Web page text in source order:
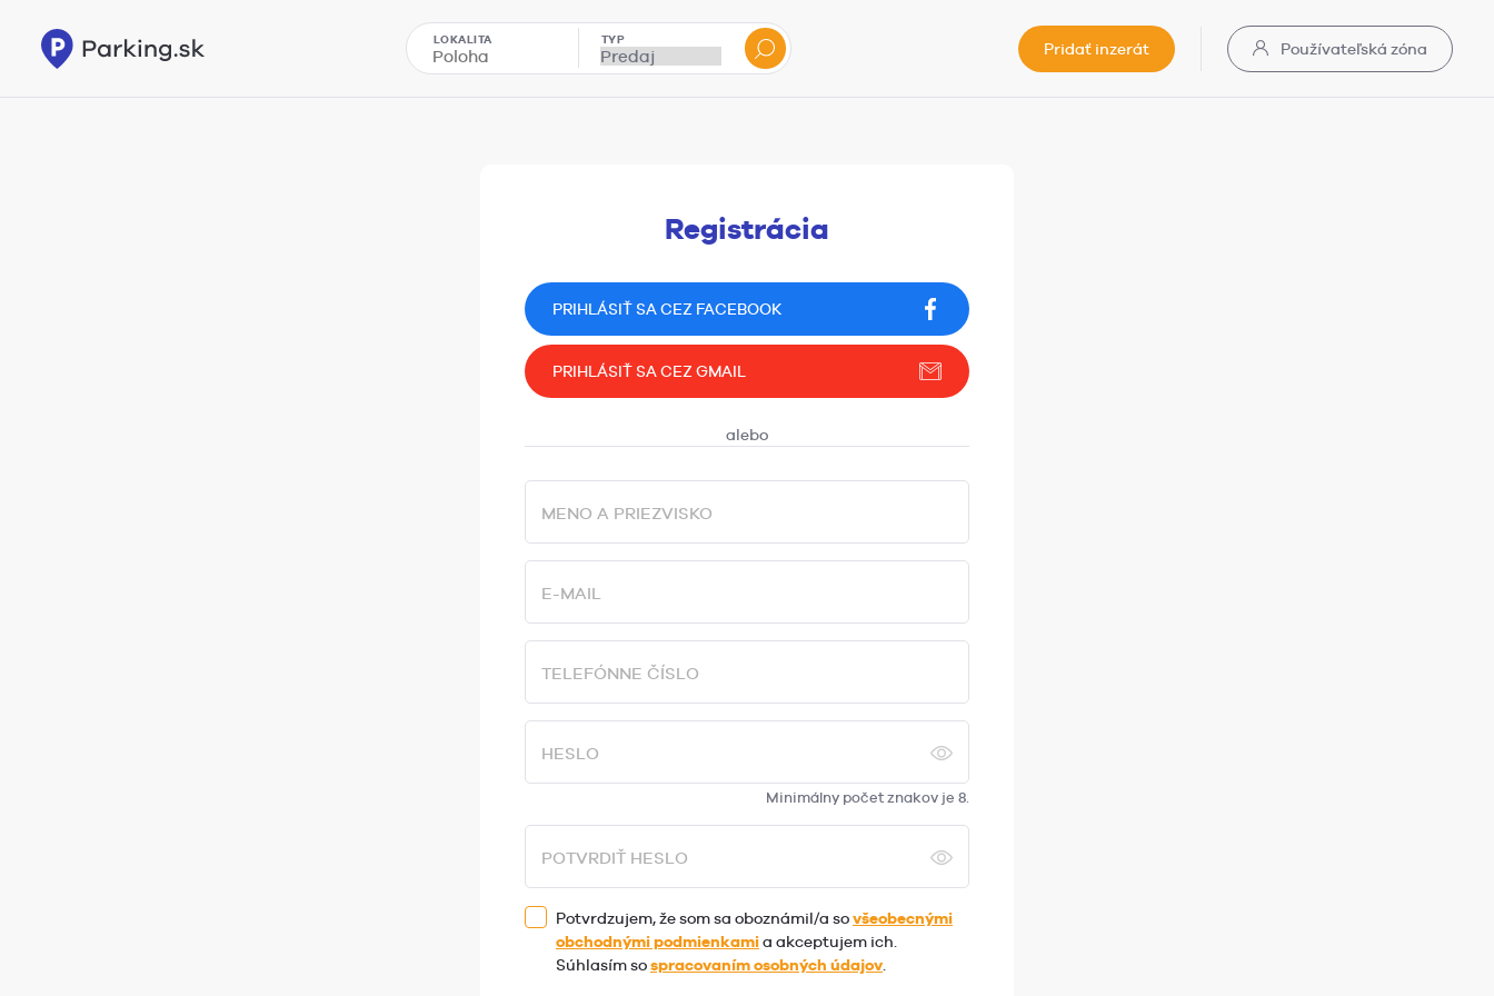
LOKALITA TYP
Pridať inzerát Používateľská zóna
Registrácia
PRIHLÁSIŤ SA CEZ FACEBOOK
PRIHLÁSIŤ SA CEZ GMAIL
MENO A PRIEZVISKO
E-MAIL
TELEFÓNNE ČÍSLO
HESLO
Minimálny počet znakov je 8.
POTVRDIŤ HESLO
Potvrdzujem, že som sa oboznámil/a sovšeobecnými
obchodnými podmienkamia akceptujem ich.
Súhlasím sospracovaním osobných údajov